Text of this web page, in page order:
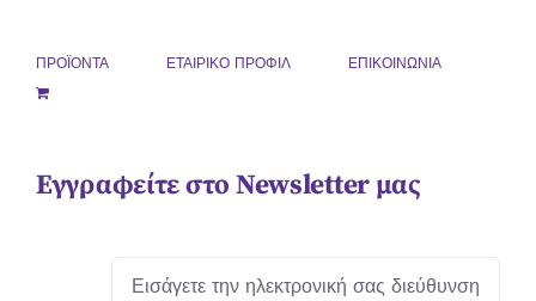
ΠΡΟΪΟΝΤΑ ΕΤΑΙΡΙΚΟ ΠΡΟΦΙΛ ΕΠΙΚΟΙΝΩΝΙΑ
Εγγραφείτε στο Newsletter μας